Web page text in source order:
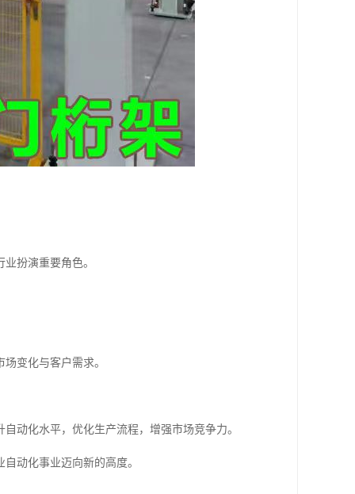
扮演重要角色。
变化与客户需求。
动化水平，优化生产流程，增强市场竞争力。
动化事业迈向新的高度。